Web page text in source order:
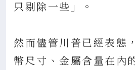
只剔除一些」。
然而儘管川普已經表態
幣尺寸、金屬含量在內